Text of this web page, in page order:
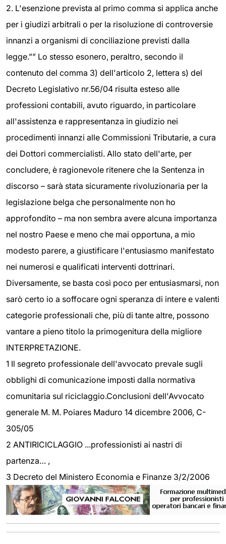
2. L'esenzione prevista al primo comma si applica anche
per i giudizi arbitrali o per la risoluzione di controversie
innanzi a organismi di conciliazione previsti dalla
legge.”” Lo stesso esonero, peraltro, secondo il
contenuto del comma 3) dell'articolo 2, lettera s) del
Decreto Legislativo nr.56/04 risulta esteso alle
professioni contabili, avuto riguardo, in particolare
all'assistenza e rappresentanza in giudizio nei
procedimenti innanzi alle Commissioni Tributarie, a cura
dei Dottori commercialisti. Allo stato dell'arte, per
concludere, è ragionevole ritenere che la Sentenza in
discorso – sarà stata sicuramente rivoluzionaria per la
legislazione belga che personalmente non ho
approfondito – ma non sembra avere alcuna importanza
nel nostro Paese e meno che mai opportuna, a mio
modesto parere, a giustificare l'entusiasmo manifestato
nei numerosi e qualificati interventi dottrinari.
Diversamente, se basta così poco per entusiasmarsi, non
sarò certo io a soffocare ogni speranza di intere e valenti
categorie professionali che, più di tante altre, possono
vantare a pieno titolo la primogenitura della migliore
INTERPRETAZIONE.
1 Il segreto professionale dell'avvocato prevale sugli
obblighi di comunicazione imposti dalla normativa
comunitaria sul riciclaggio.Conclusioni dell'Avvocato
generale M. M. Poiares Maduro 14 dicembre 2006, C-
305/05
2 ANTIRICICLAGGIO ...professionisti ai nastri di
partenza… ,
3 Decreto del Ministero Economia e Finanze 3/2/2006